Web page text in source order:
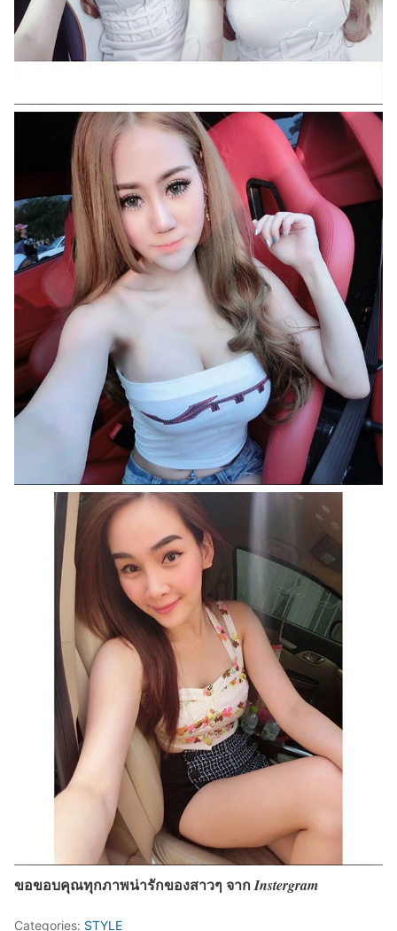
ขอขอบคุณทุกภาพน่ารักของสาวๆ จากInstergram
Categories: STYLE